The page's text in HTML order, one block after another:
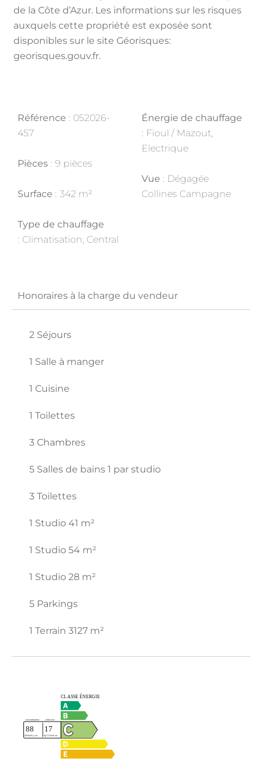
de la Côte d’Azur. Les informations sur les risques
auxquels cette propriété est exposée sont
disponibles sur le site Géorisques:
georisques.gouv.fr.
Référence
052026-
457
Pièces 9 pièces
Surface 342 m²
Type de chauffage
Climatisation, Central
Énergie de chauffage
Fioul / Mazout,
Electrique
Vue
Dégagée
Collines Campagne
Honoraires à la charge du vendeur
2 Séjours
1 Salle à manger
1 Cuisine
1 Toilettes
3 Chambres
5 Salles de bains 1 par studio
3 Toilettes
1 Studio 41 m²
1 Studio 54 m²
1 Studio 28 m²
5 Parkings
1 Terrain 3127 m²